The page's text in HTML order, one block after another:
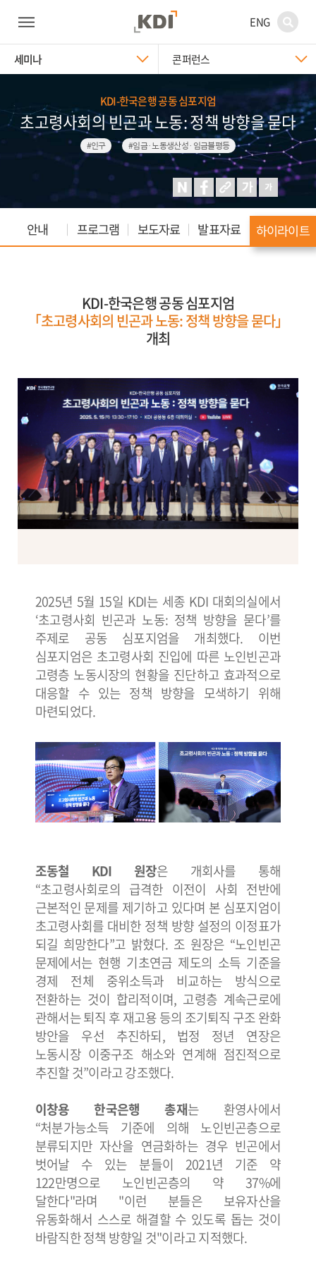
ENG
세미나 콘퍼런스
KDI-한국은행 공동 심포지엄
초고령사회의 빈곤과 노동: 정책 방향을 묻다
#인구 #임금·노동생산성·임금불평등
안내 프로그램 보도자료 발표자료 하이라이트
KDI-한국은행 공동 심포지엄
「초고령사회의 빈곤과 노동: 정책 방향을 묻다」
개최
2025년 5월 15일 KDI는 세종 KDI 대회의실에서
‘초고령사회 빈곤과 노동: 정책 방향을 묻다’를
주제로 공동 심포지엄을 개최했다. 이번
심포지엄은 초고령사회 진입에 따른 노인빈곤과
고령층 노동시장의 현황을 진단하고 효과적으로
대응할 수 있는 정책 방향을 모색하기 위해
마련되었다.
조동철 KDI 원장은 개회사를 통해
“초고령사회로의 급격한 이전이 사회 전반에
근본적인 문제를 제기하고 있다며 본 심포지엄이
초고령사회를 대비한 정책 방향 설정의 이정표가
되길 희망한다”고 밝혔다. 조 원장은 “노인빈곤
문제에서는 현행 기초연금 제도의 소득 기준을
경제 전체 중위소득과 비교하는 방식으로
전환하는 것이 합리적이며, 고령층 계속근로에
관해서는 퇴직 후 재고용 등의 조기퇴직 구조 완화
방안을 우선 추진하되, 법정 정년 연장은
노동시장 이중구조 해소와 연계해 점진적으로
추진할 것”이라고 강조했다.
이창용 한국은행 총재는 환영사에서
“처분가능소득 기준에 의해 노인빈곤층으로
분류되지만 자산을 연금화하는 경우 빈곤에서
벗어날 수 있는 분들이 2021년 기준 약
122만명으로 노인빈곤층의 약 37%에
달한다"라며 "이런 분들은 보유자산을
유동화해서 스스로 해결할 수 있도록 돕는 것이
바람직한 정책 방향일 것"이라고 지적했다.